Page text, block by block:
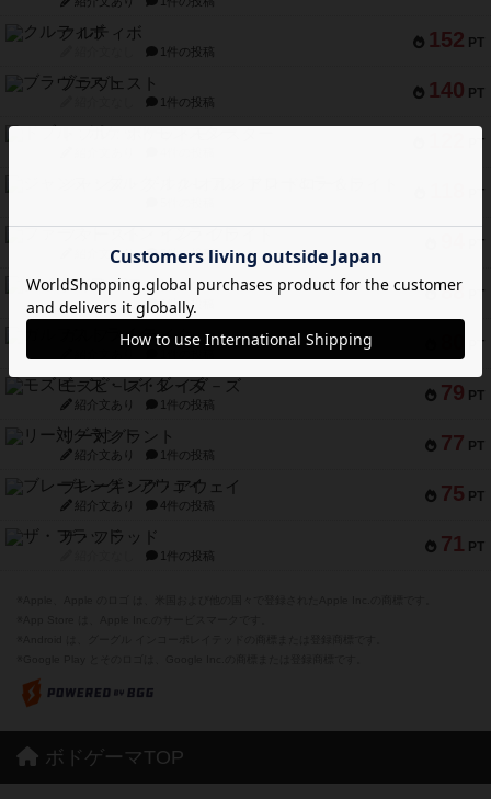
152 PT
クルティボ
1件の投稿
140 PT
ブラヴェスト
1件の投稿
PT
PT
PT
紹介文あり 3件の投稿
88 PT
ダイススローン
紹介文なし 1件の投稿
PT
ガルフストライク
79 PT
モズビ－ズ・レイダ－ズ
紹介文あり 1件の投稿
77 PT
リー対グラント
紹介文あり 1件の投稿
75 PT
ブレーキング・アウェイ
紹介文あり 4件の投稿
71 PT
ザ・フラッド
1件の投稿
ボドゲーマTOP